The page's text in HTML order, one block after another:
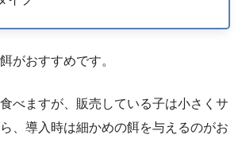
がおすすめです。
べますが、販売している子は小さくサ
、導入時は細かめの餌を与えるのがお